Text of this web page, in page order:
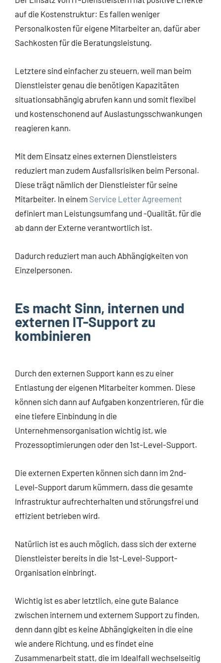
auf die Kostenstruktur: Es fallen weniger
Personalkosten für eigene Mitarbeiter an, dafür aber
Sachkosten für die Beratungsleistung.
Letztere sind einfacher zu steuern, weil man beim
Dienstleister genau die benötigen Kapazitäten
situationsabhängig abrufen kann und somit flexibel
und kostenschonend auf Auslastungsschwankungen
reagieren kann.
Mit dem Einsatz eines externen Dienstleisters
reduziert man zudem Ausfallsrisiken beim Personal.
Diese trägt nämlich der Dienstleister für seine
Mitarbeiter. In einem Service Letter Agreement
definiert man Leistungsumfang und -Qualität, für die
ab dann der Externe verantwortlich ist.
Dadurch reduziert man auch Abhängigkeiten von
Einzelpersonen.
Es macht Sinn, internen und
externen IT-Support zu
kombinieren
Durch den externen Support kann es zu einer
Entlastung der eigenen Mitarbeiter kommen. Diese
können sich dann auf Aufgaben konzentrieren, für die
eine tiefere Einbindung in die
Unternehmensorganisation wichtig ist, wie
Prozessoptimierungen oder den 1st-Level-Support.
Die externen Experten können sich dann im 2nd-
Level-Support darum kümmern, dass die gesamte
Infrastruktur aufrechterhalten und störungsfrei und
effizient betrieben wird.
Natürlich ist es auch möglich, dass sich der externe
Dienstleister bereits in die 1st-Level-Support-
Organisation einbringt.
Wichtig ist es aber letztlich, eine gute Balance
zwischen internem und externem Support zu finden,
denn dann gibt es keine Abhängigkeiten in die eine
wie andere Richtung, und es findet eine
Zusammenarbeit statt, die im Idealfall wechselseitig